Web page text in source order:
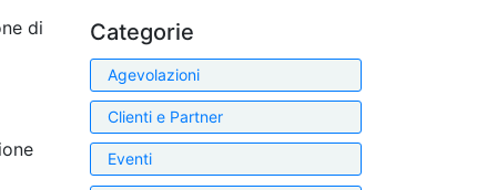
di Categorie
Agevolazioni
Clienti e Partner
Eventi